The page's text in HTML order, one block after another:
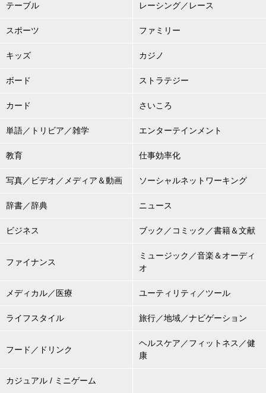
テーブル レーシング／レース
スポーツ ファミリー
キッズ カジノ
ボード ストラテジー
カード さいころ
単語／トリビア／雑学 エンターテインメント
教育 仕事効率化
写真／ビデオ／メディア＆動画 ソーシャルネットワーキング
辞書／辞典 ニュース
ビジネス ブック／コミック／書籍＆文献
ファイナンス
ミュージック／音楽＆オーディ
オ
メディカル／医療 ユーティリティ／ツール
ライフスタイル 旅行／地域／ナビゲーション
フード／ドリンク
ヘルスケア／フィットネス／健
康
カジュアル / ミニゲーム